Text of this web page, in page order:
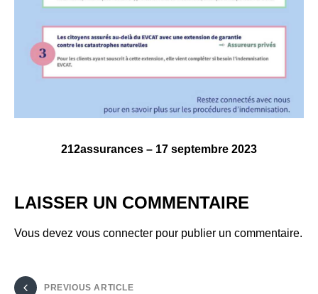
212assurances – 17 septembre 2023
LAISSER UN COMMENTAIRE
Vous devez vous connecter pour publier un commentaire.
PREVIOUS ARTICLE